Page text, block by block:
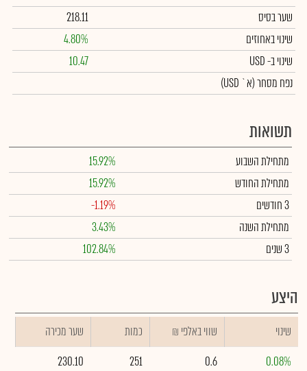
שער בסיס
218.11
שינוי באחוזים
4.80%
שינויב- USD
10.47
נפח מסחר(א` USD)
תשואות
מתחילת השבוע
15.92%
מתחילת החודש
15.92%
3 חודשים
-1.19%
מתחילת השנה
3.43%
3 שנים
102.84%
היצע
שינוי ₪ שווי באלפי כמות
שער מכירה
0.08%
0.6
251
230.10